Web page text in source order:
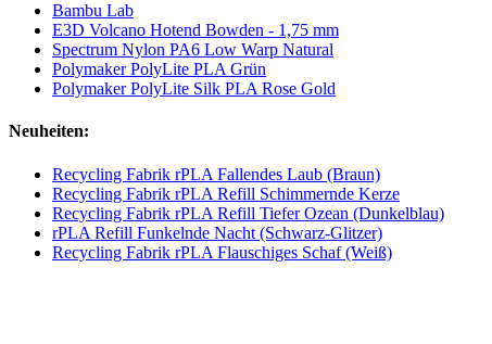
Bambu Lab
E3D Volcano Hotend Bowden - 1,75 mm
Spectrum Nylon PA6 Low Warp Natural
Polymaker PolyLite PLA Grün
Polymaker PolyLite Silk PLA Rose Gold
Neuheiten:
Recycling Fabrik rPLA Fallendes Laub (Braun)
Recycling Fabrik rPLA Refill Schimmernde Kerze
Recycling Fabrik rPLA Refill Tiefer Ozean (Dunkelblau)
rPLA Refill Funkelnde Nacht (Schwarz-Glitzer)
Recycling Fabrik rPLA Flauschiges Schaf (Weiß)